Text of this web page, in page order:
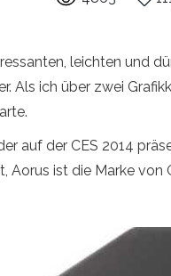
leichten und
Als ich über zwei
auf der CES 2014
Aorus ist die Marke